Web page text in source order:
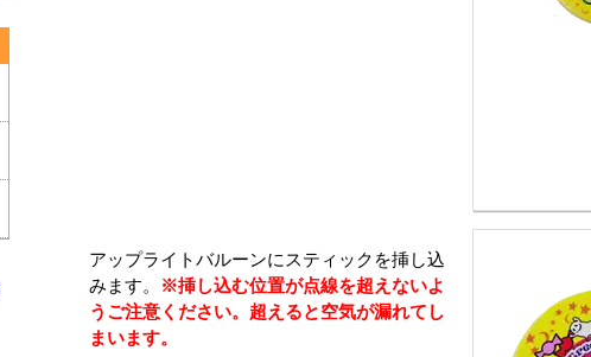
アップライトバルーンにスティックを挿し込
みます。 ※挿し込む位置が点線を超えないよ
うご注意ください。超えると空気が漏れてし
まいます。